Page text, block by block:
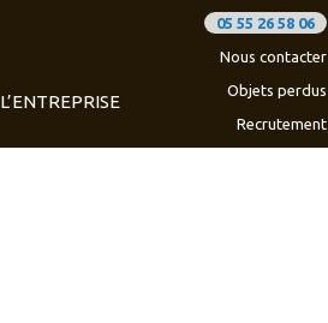
L’ENTREPRISE
05 55 26 58 06
Nous contacter
Objets perdus
Recrutement